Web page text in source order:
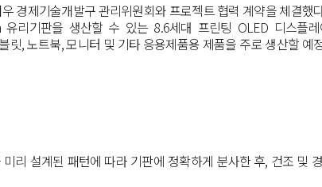
경제기술개발구 관리위원회와 프로젝트 협력 계약을 체결했
유리기판을 생산할 수 있는 8.6세대 프린팅 OLED 디스플
릿,노트북,모니터 및 기타 응용제품용 제품을 주로 생산할 예
리 설계된 패턴에 따라 기판에 정확하게 분사한 후, 건조 및